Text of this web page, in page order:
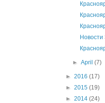
►April(7)
► 2016 (17)
► 2015 (19)
► 2014 (24)